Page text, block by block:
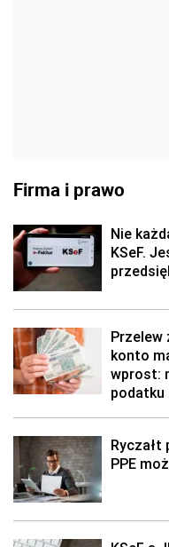
Firma i prawo
Nie
KSeF.
Przelew
konto
wprost:
podatku
Ryczałt
PPE